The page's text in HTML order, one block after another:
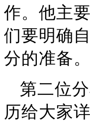
作。他主
们要明确
分的准备。
第二位
历给大家